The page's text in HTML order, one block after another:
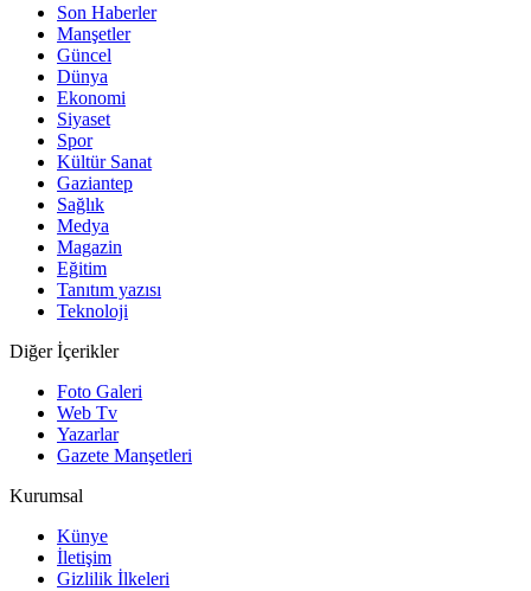
Son Haberler
Manşetler
Güncel
Dünya
Ekonomi
Siyaset
Spor
Kültür Sanat
Gaziantep
Sağlık
Medya
Magazin
Eğitim
Tanıtım yazısı
Teknoloji
Diğer İçerikler
Foto Galeri
Web Tv
Yazarlar
Gazete Manşetleri
Kurumsal
Künye
İletişim
Gizlilik İlkeleri